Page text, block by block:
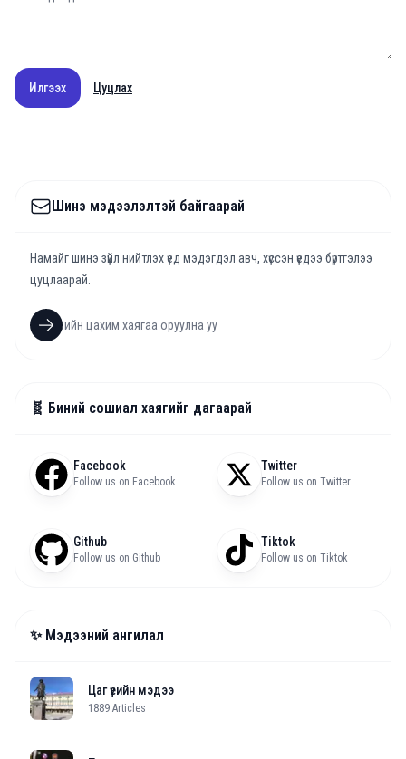
Илгээх Цуцлах
Шинэ мэдээлэлтэй байгаарай
Намайг шинэ зүйл нийтлэх үед мэдэгдэл авч, хүссэн үедээ бүртгэлээ
цуцлаарай.
🧬 Биний сошиал хаягийг дагаарай
Facebook
Follow us on Facebook
Twitter
Follow us on Twitter
Github
Follow us on Github
Tiktok
Follow us on Tiktok
✨ Мэдээний ангилал
Цаг үеийн мэдээ
1889 Articles